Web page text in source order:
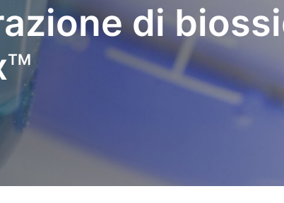
di
TM